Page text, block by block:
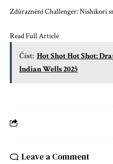
Zdůraznění Challenger: Nishikori
Read Full Article
Číst: Hot Shot Hot Shot:
Indian Wells 2025
Leave a Comment